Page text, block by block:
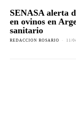
SENASA alerta
en ovinos en
sanitario
REDACCION ROSARIO - 11/